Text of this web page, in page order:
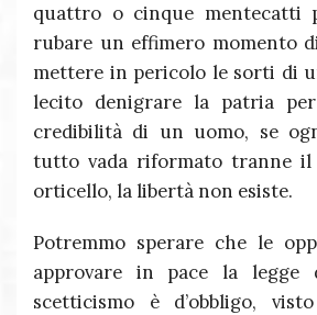
quattro o cinque mentecatti
rubare un effimero momento
mettere in pericolo le sorti di
lecito denigrare la patria
credibilità di un uomo, se
tutto vada riformato tranne il
orticello, la libertà non esiste.
Potremmo sperare che le
approvare in pace la legge
scetticismo è d’obbligo,